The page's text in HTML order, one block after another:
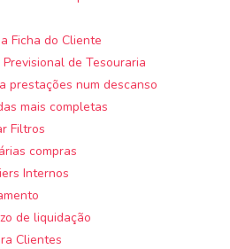
Ficha do Cliente
de Tesouraria
prestações num descanso
mais completas
Filtros
compras
Internos
de liquidação
Clientes